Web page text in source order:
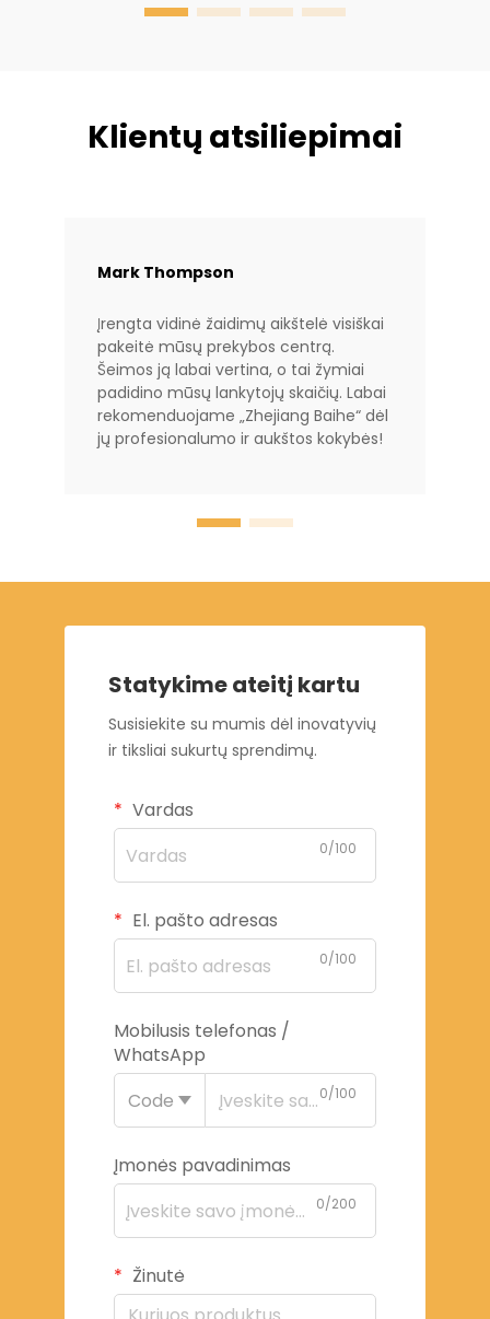
Klientų atsiliepimai
Mark Thompson
Įrengta vidinė žaidimų aikštelė visiškai
pakeitė mūsų prekybos centrą.
Šeimos ją labai vertina, o tai žymiai
padidino mūsų lankytojų skaičių. Labai
rekomenduojame „Zhejiang Baihe“ dėl
jų profesionalumo ir aukštos kokybės!
Statykime ateitį kartu
Susisiekite su mumis dėl inovatyvių
ir tiksliai sukurtų sprendimų.
Vardas
0/100
El. pašto adresas
0/100
Mobilusis telefonas /
WhatsApp
Code
0/100
Įmonės pavadinimas
0/200
Žinutė